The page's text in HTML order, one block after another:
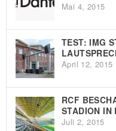
Mai 4, 2015
TEST: IMG
April 12, 2015
RCF
STADION IN
Juli 2, 2015